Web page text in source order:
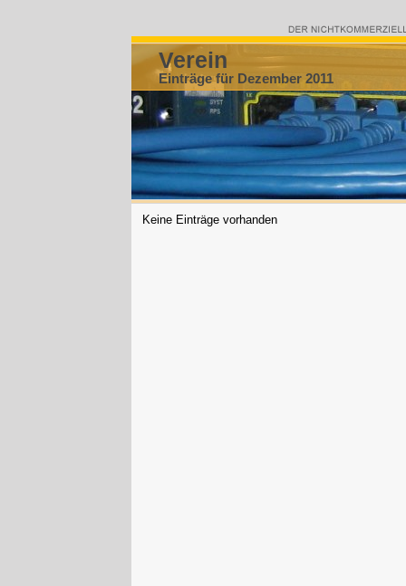
Verein
Einträge für Dezember 2011
Keine Einträge vorhanden